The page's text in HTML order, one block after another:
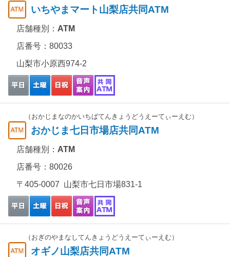
いちやまマート山梨店共同ATM
店舗種別： ATM
店番号：80033
山梨市小原西974-2
（おかじまなのかいちばてんきょうどうえーてぃーえむ）
おかじま七日市場店共同ATM
店舗種別： ATM
店番号：80026
〒405-0007 山梨市七日市場831-1
（おぎのやまなしてんきょうどうえーてぃーえむ）
オギノ山梨店共同ATM